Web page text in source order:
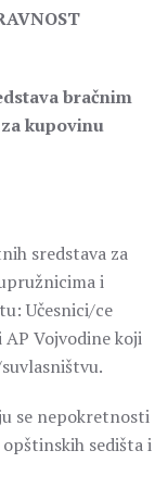
bračnim
kupovinu
sredstava za
i
Učesnici/ce
Vojvodine koji
se nepokretnosti
sedišta i